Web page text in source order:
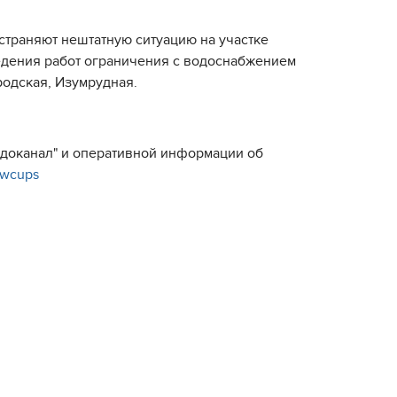
нештатную ситуацию на участке
работ ограничения с водоснабжением
Изумрудная.
и оперативной информации об